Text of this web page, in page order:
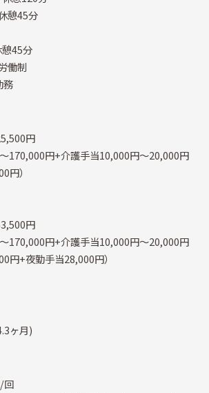
憩45分
45分
働制
務
円
～170,000円+介護手当10,000円～20,000円
円）
円
～170,000円+介護手当10,000円～20,000円
円+夜勤手当28,000円）
ヶ月)
回